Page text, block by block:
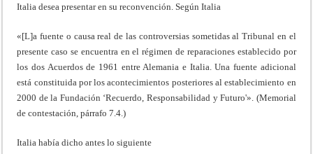
Italia desea presentar en su reconvención. Según Italia
«[L]a fuente o causa real de las controversias sometidas al Tribunal en el
presente caso se encuentra en el régimen de reparaciones establecido por
los dos Acuerdos de 1961 entre Alemania e Italia. Una fuente adicional
está constituida por los acontecimientos posteriores al establecimiento en
2000 de la Fundación ‘Recuerdo, Responsabilidad y Futuro'». (Memorial
de contestación, párrafo 7.4.)
Italia había dicho antes lo siguiente